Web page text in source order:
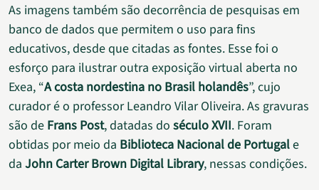
As imagens também são decorrência de pesquisas em
banco de dados que permitem o uso para fins
educativos, desde que citadas as fontes. Esse foi o
esforço para ilustrar outra exposição virtual aberta no
Exea, “A costa nordestina no Brasil holandês”, cujo
curador é o professor Leandro Vilar Oliveira. As gravuras
são de Frans Post, datadas do século XVII. Foram
obtidas por meio da Biblioteca Nacional de Portugale
da John Carter Brown Digital Library, nessas condições.